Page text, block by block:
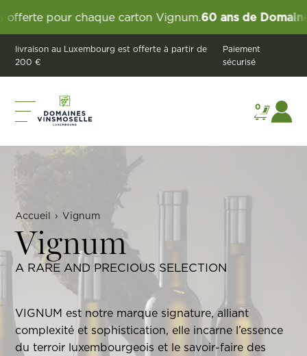
carton Vignum.60 ans de Domaines Vinsmoselle
livraison au Luxembourg est offerte à partir de
200 €
Paiement
sécurisé
0
Accueil › Vignum
Vignum
A RARE AND PRECIOUS SELECTION
VIGNUM est notre marque signature, alliant
complexité et sophistication, elle incarne l’essence
du terroir luxembourgeois et le savoir-faire des